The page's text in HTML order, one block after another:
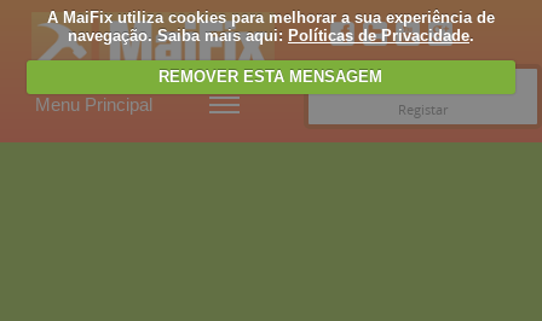
A MaiFix utiliza cookies para melhorar a sua experiência de
navegação. Saiba mais aqui: Políticas de Privacidade.
REMOVER ESTA MENSAGEM
Menu Principal
Registar